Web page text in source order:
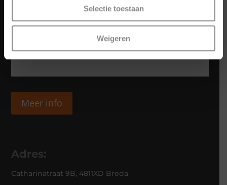
Selectie toestaan
Weigeren
Meer info
Adres:
Catharinatraat 9B, 4811XD Breda